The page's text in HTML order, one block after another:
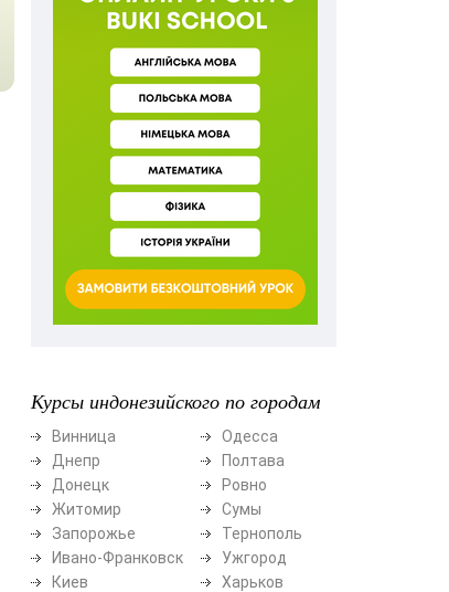
Курсы индонезийского по городам
Винница
Днепр
Донецк
Житомир
Запорожье
Ивано-Франковск
Киев
Одесса
Полтава
Ровно
Сумы
Тернополь
Ужгород
Харьков